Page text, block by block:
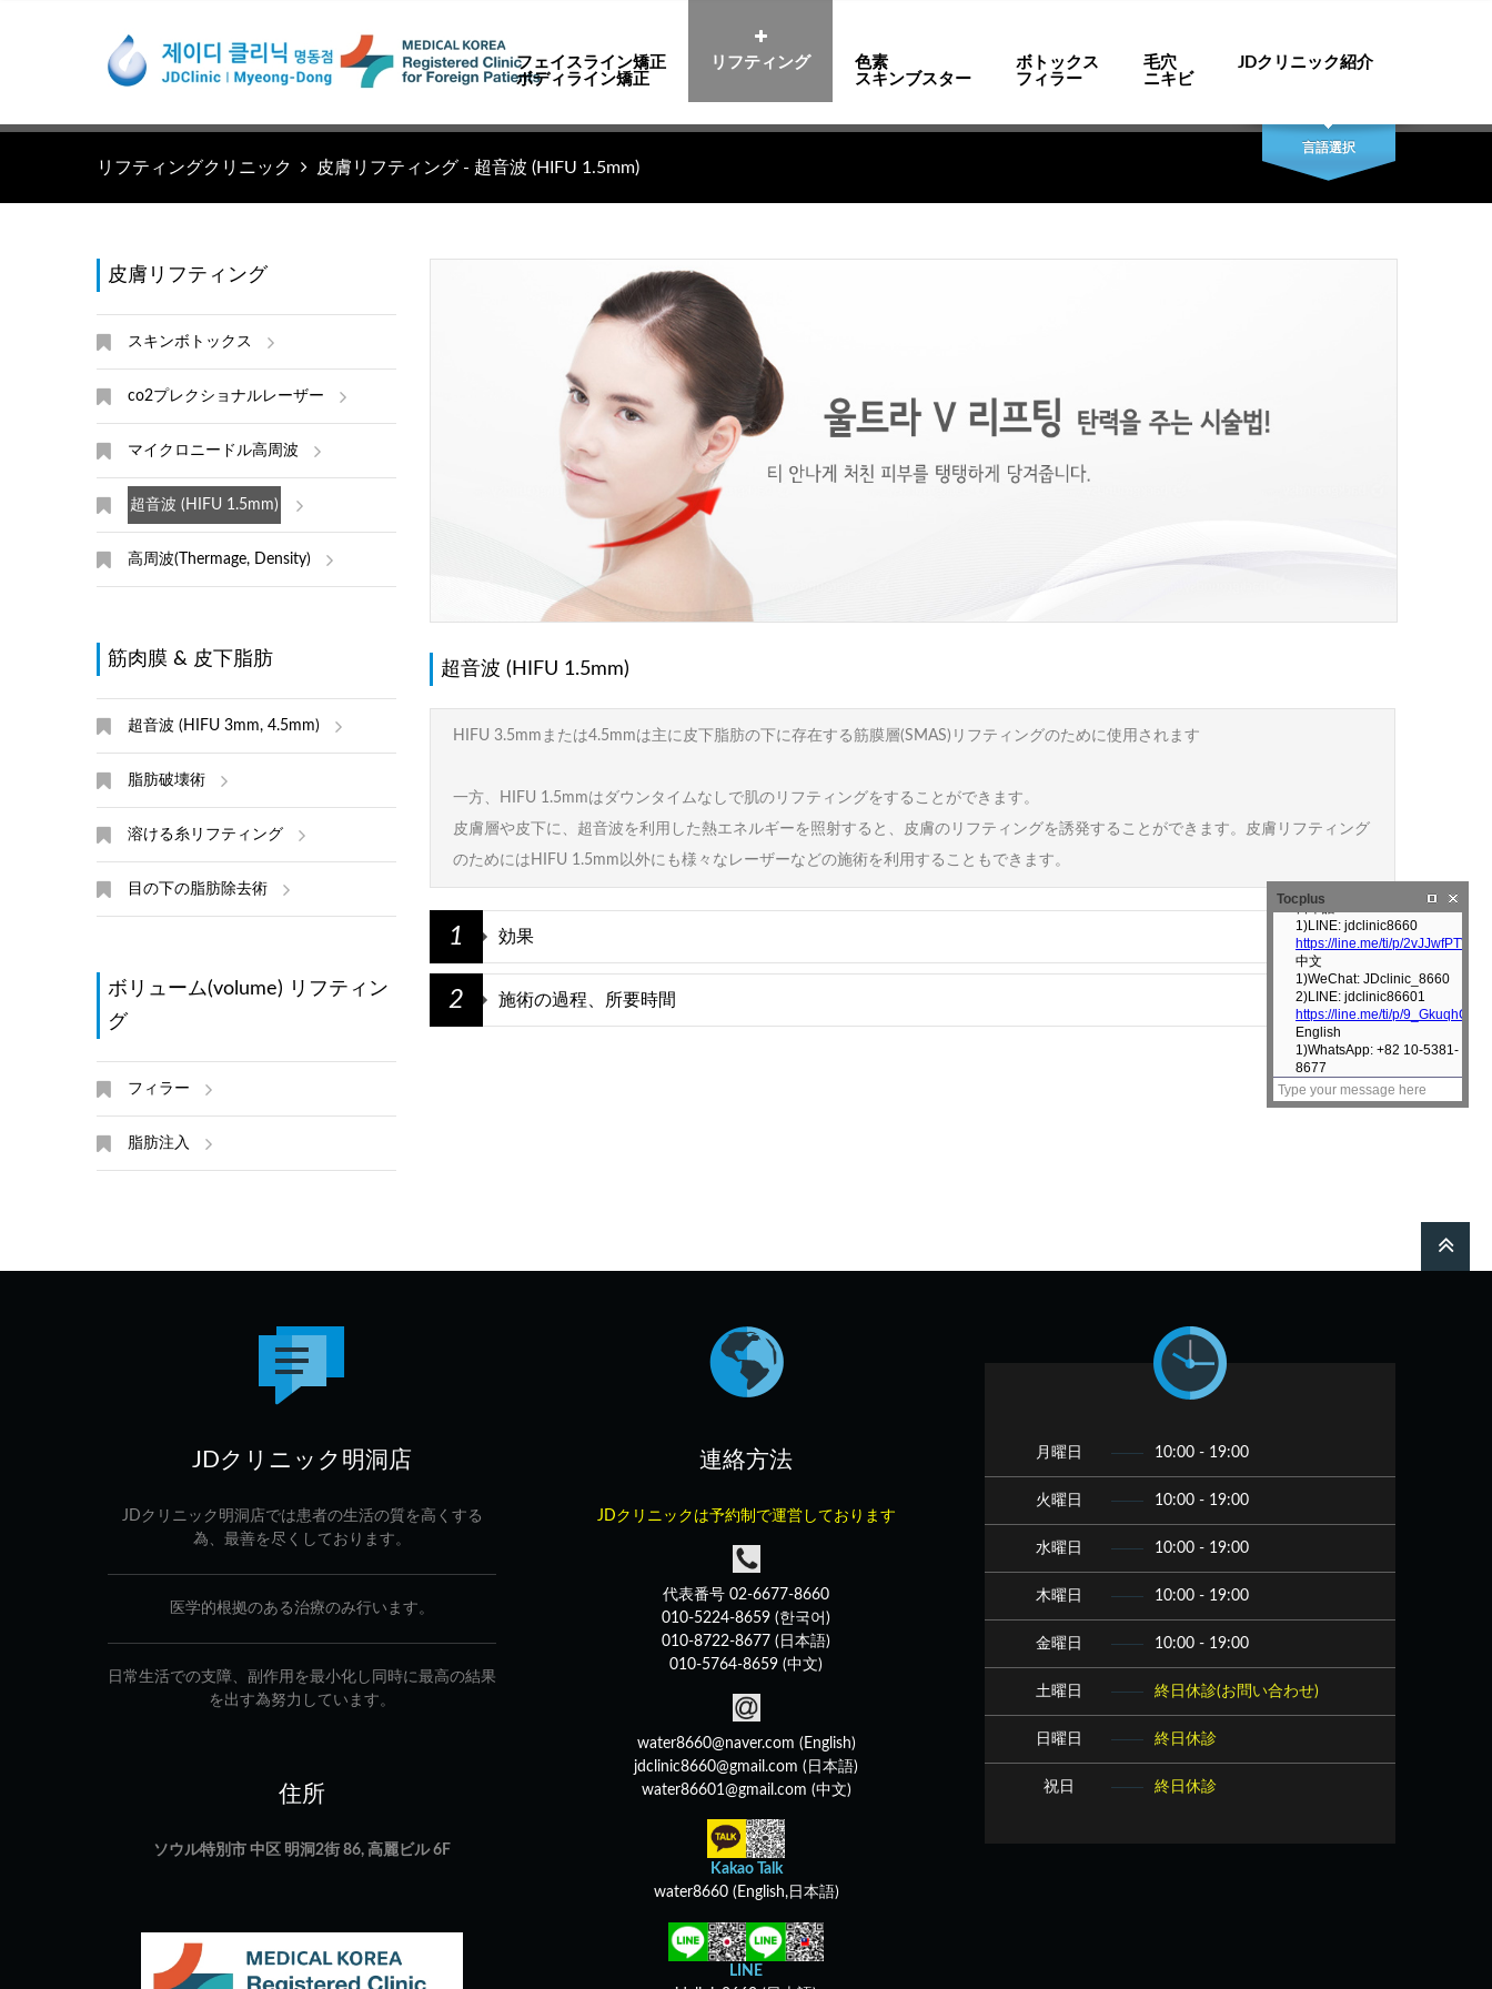
フェイスライン矯正
ボディライン矯正
リフティング
色素
スキンブスター
ボトックス
フィラー
毛穴
ニキビ
JDクリニック紹介
言語選択
リフティングクリニック 皮膚リフティング - 超音波 (HIFU 1.5mm)
皮膚リフティング
スキンボトックス
co2プレクショナルレーザー
マイクロニードル高周波
超音波 (HIFU 1.5mm)
高周波(Thermage, Density)
筋肉膜 & 皮下脂肪
超音波 (HIFU 3mm, 4.5mm)
脂肪破壊術
溶ける糸リフティング
目の下の脂肪除去術
ボリューム(volume) リフティン
グ
フィラー
脂肪注入
超音波 (HIFU 1.5mm)
HIFU 3.5mmまたは4.5mmは主に皮下脂肪の下に存在する筋膜層(SMAS)リフティングのために使用されます
一方、HIFU 1.5mmはダウンタイムなしで肌のリフティングをすることができます。
皮膚層や皮下に、超音波を利用した熱エネルギーを照射すると、皮膚のリフティングを誘発することができます。皮膚リフティング
のためにはHIFU 1.5mm以外にも様々なレーザーなどの施術を利用することもできます。
1 効果
2 施術の過程、所要時間
JDクリニック明洞店
JDクリニック明洞店では患者の生活の質を高くする
為、最善を尽くしております。
医学的根拠のある治療のみ行います。
日常生活での支障、副作用を最小化し同時に最高の結果
を出す為努力しています。
住所
ソウル特別市 中区 明洞2街 86, 高麗ビル 6F
連絡方法
JDクリニックは予約制で運営しております
代表番号 02-6677-8660
010-5224-8659 (한국어)
010-8722-8677 (日本語)
010-5764-8659 (中文)
water8660@naver.com (English)
jdclinic8660@gmail.com (日本語)
water86601@gmail.com (中文)
Kakao Talk
water8660 (English,日本語)
LINE
月曜日 10:00 - 19:00
火曜日 10:00 - 19:00
水曜日 10:00 - 19:00
木曜日 10:00 - 19:00
金曜日 10:00 - 19:00
土曜日 終日休診(お問い合わせ)
日曜日 終日休診
祝日 終日休診
Tocplus